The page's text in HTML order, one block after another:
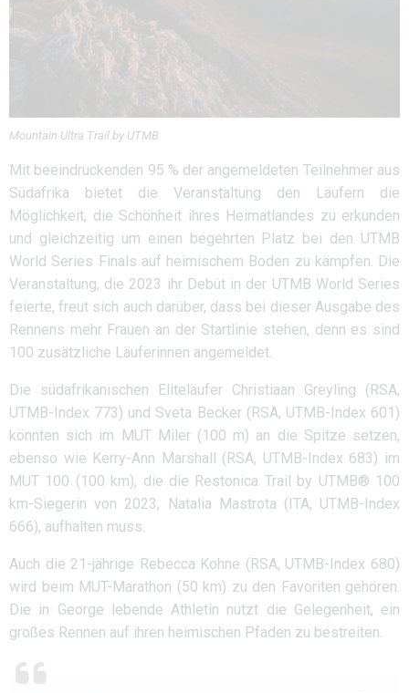
Mountain Ultra Trail by UTMB
Mit beeindruckenden 95 % der angemeldeten Teilnehmer aus
Südafrika bietet die Veranstaltung den Läufern die
Möglichkeit, die Schönheit ihres Heimatlandes zu erkunden
und gleichzeitig um einen begehrten Platz bei den UTMB
World Series Finals auf heimischem Boden zu kämpfen. Die
Veranstaltung, die 2023 ihr Debüt in der UTMB World Series
feierte, freut sich auch darüber, dass bei dieser Ausgabe des
Rennens mehr Frauen an der Startlinie stehen, denn es sind
100 zusätzliche Läuferinnen angemeldet.
Die südafrikanischen Eliteläufer Christiaan Greyling (RSA,
UTMB-Index 773) und Sveta Becker (RSA, UTMB-Index 601)
könnten sich im MUT Miler (100 m) an die Spitze setzen,
ebenso wie Kerry-Ann Marshall (RSA, UTMB-Index 683) im
MUT 100 (100 km), die die Restonica Trail by UTMB® 100
km-Siegerin von 2023, Natalia Mastrota (ITA, UTMB-Index
666), aufhalten muss.
Auch die 21-jährige Rebecca Kohne (RSA, UTMB-Index 680)
wird beim MUT-Marathon (50 km) zu den Favoriten gehören.
Die in George lebende Athletin nutzt die Gelegenheit, ein
großes Rennen auf ihren heimischen Pfaden zu bestreiten.